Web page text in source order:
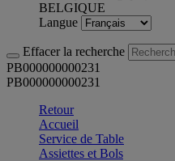
BELGIQUE
Langue
Effacer la recherche
PB000000000231
PB000000000231
Retour
Accueil
Service de Table
Assiettes et Bols